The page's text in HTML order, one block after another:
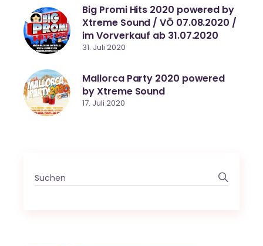
Big Promi Hits 2020 powered by
Xtreme Sound / VÖ 07.08.2020 /
im Vorverkauf ab 31.07.2020
31. Juli 2020
Mallorca Party 2020 powered
by Xtreme Sound
17. Juli 2020
Search
for: